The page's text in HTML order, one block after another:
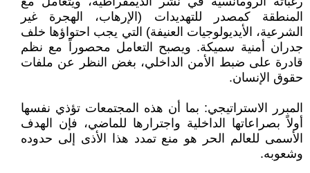
المنطقة كمصدر للتهديدات (الإرهاب، الهجرة غير
الشرعية، الأيديولوجيات العنيفة) التي يجب احتواؤها خلف
جدران أمنية سميكة. ويصبح التعامل محصوراً مع نظم
قادرة على ضبط الأمن الداخلي، بغض النظر عن ملفات
حقوق الإنسان.
المبرر الاستراتيجي: بما أن هذه المجتمعات تؤذي نفسها
أولاً بصراعاتها الداخلية واجترارها للماضي، فإن الهدف
الأسمى للعالم الحر هو منع تمدد هذا الأذى إلى حدوده
وشعوبه.